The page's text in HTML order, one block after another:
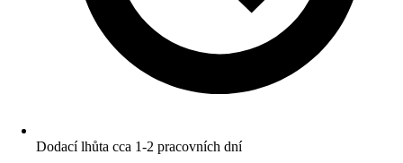
Dodací lhůta cca 1-2 pracovních dní